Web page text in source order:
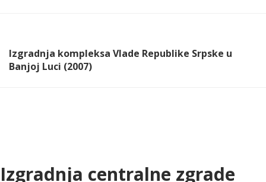
Izgradnja kompleksa Vlade Republike Srpske u
Banjoj Luci (2007)
Izgradnja centralne zgrade